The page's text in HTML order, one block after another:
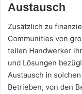
Austausch
Zusätzlich zu
Communities von
teilen Handwerker
und Lösungen
Austausch in
Betrieben, von den